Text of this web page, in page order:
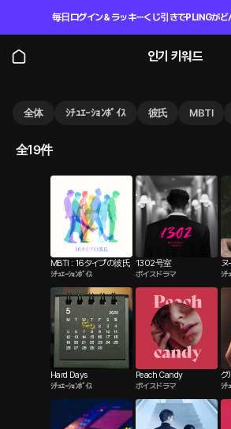
毎日ログイン＆ラッキーくじ引きでPLINGがど
인기 키워드
全体 ｼﾁｭｴｰｼｮﾝﾎﾞｲｽ 彼氏 MBTI
全19件
MBTI : 16タイプの彼氏
ｼﾁｭｴｰｼｮﾝﾎﾞｲｽ
1302号室
ボイスドラマ
ヌ
ｼﾁ
Hard Days
ｼﾁｭｴｰｼｮﾝﾎﾞｲｽ
Peach Candy
ボイスドラマ
グ
ｼﾁ